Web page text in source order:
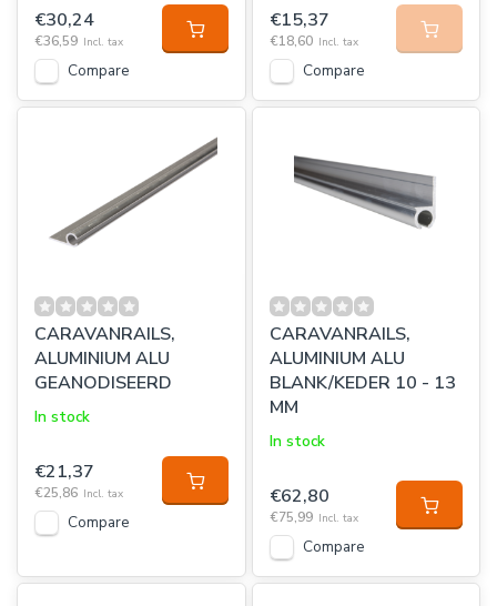
€30,24
€36,59 Incl. tax
Compare
€15,37
€18,60 Incl. tax
Compare
CARAVANRAILS,
ALUMINIUM ALU
GEANODISEERD
In stock
€21,37
€25,86 Incl. tax
Compare
CARAVANRAILS,
ALUMINIUM ALU
BLANK/KEDER 10 - 13
MM
In stock
€62,80
€75,99 Incl. tax
Compare